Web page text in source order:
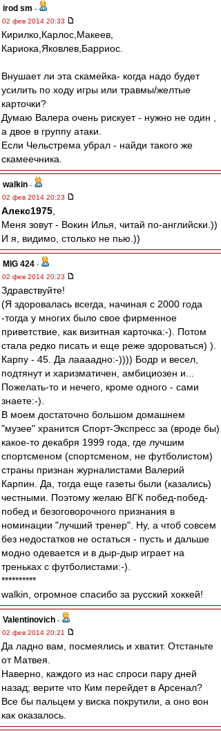
irod sm -
02 фев 2014 20:33
Кирилко,Карлос,Макеев,
Кариока,Яковлев,Барриос.
Внушает ли эта скамейка- когда надо будет
усилить по ходу игры или травмы/желтые
карточки?
Думаю Валера очень рискует - нужно не один ,
а двое в группу атаки.
Если Чельстрема убрал - найди такого же
скамеечника.
walkin -
02 фев 2014 20:23
Алекс1975
Меня зовут - Вокин Илья, читай по-английски.))
И я, видимо, столько не пью.))
MIG 424 -
02 фев 2014 20:23
Здравствуйте!
(Я здоровалась всегда, начиная с 2000 года
-тогда у многих было свое фирменное
приветствие, как визитная карточка:-). Потом
стала редко писать и еще реже здороваться) ).
Карпу - 45. Да лаааадно:-)))) Бодр и весел,
подтянут и харизматичен, амбициозен и...
Пожелать-то и нечего, кроме одного - сами
знаете:-).
В моем достаточно большом домашнем
"музее" хранится Спорт-Экспресс за (вроде бы)
какое-то декабря 1999 года, где лучшим
спортсменом (спортсменом, не футболистом)
страны признан журналистами Валерий
Карпин. Да, тогда еще газеты были (казались)
честными. Поэтому желаю ВГК побед-побед-
побед и безоговорочного признания в
номинации "лучший тренер". Ну, а чтоб совсем
без недостатков не остаться - пусть и дальше
модно одевается и в дыр-дыр играет на
треньках с футболистами:-).
**********
walkin, огромное спасибо за русский хоккей!
Valentinovich -
02 фев 2014 20:21
Да ладно вам, посмеялись и хватит. Отстаньте
от Матвея.
Наверно, каждого из нас спроси пару дней
назад; верите что Ким перейдет в Арсенал?
Все бы пальцем у виска покрутили, а оно вон
как оказалось.